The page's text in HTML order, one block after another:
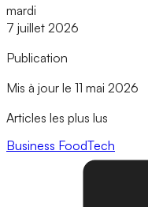
mardi
7 juillet 2026
Publication
Mis à jour le 11 mai 2026
Articles les plus lus
Business FoodTech